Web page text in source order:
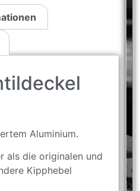
Aluminium.
als die originalen und
Kipphebel